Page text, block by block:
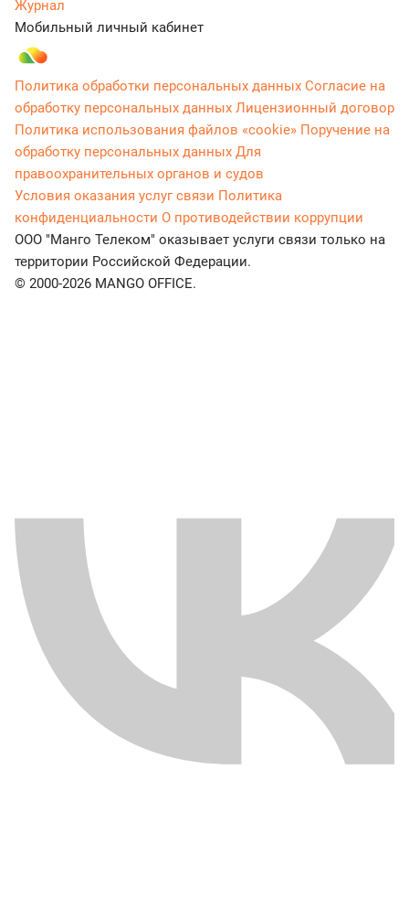
Журнал
Мобильный личный кабинет
Политика обработки персональных данных Согласие на
обработку персональных данных Лицензионный договор
Политика использования файлов «cookie» Поручение на
обработку персональных данных Для
правоохранительных органов и судов
Условия оказания услуг связи Политика
конфиденциальности О противодействии коррупции
ООО "Манго Телеком" оказывает услуги связи только на
территории Российской Федерации.
© 2000-2026 MANGO OFFICE.